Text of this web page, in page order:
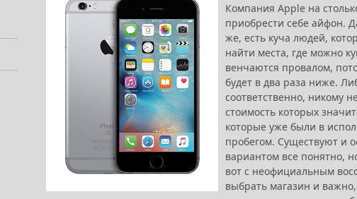
Компания Apple на
приобрести себе айфон.
же, есть куча людей,
найти места, где можно
венчаются провалом,
будет в два раза ниже.
соответственно, никому
стоимость которых
которые уже были в
пробегом. Существуют и
вариантом все понятно,
вот с неофициальным
выбрать магазин и